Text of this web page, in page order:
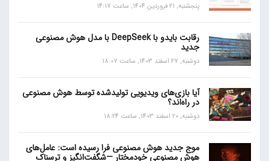
پنجشنبه, 21 فروردین 1404, ساعت 14:17
رقابت بایدو با DeepSeek با مدل هوش مصنوعی
جدید
دوشنبه, 27 اسفند 1403, ساعت 18:07
آیا بازی‌های ویدیویی تولیدشده توسط هوش مصنوعی
در راه‌اند؟
دوشنبه, 20 اسفند 1403, ساعت 18:24
موج جدید هوش مصنوعی فرا رسیده است: عامل‌های
هوش مصنوعی خودمختار —شگفت‌انگیز و ترسناک